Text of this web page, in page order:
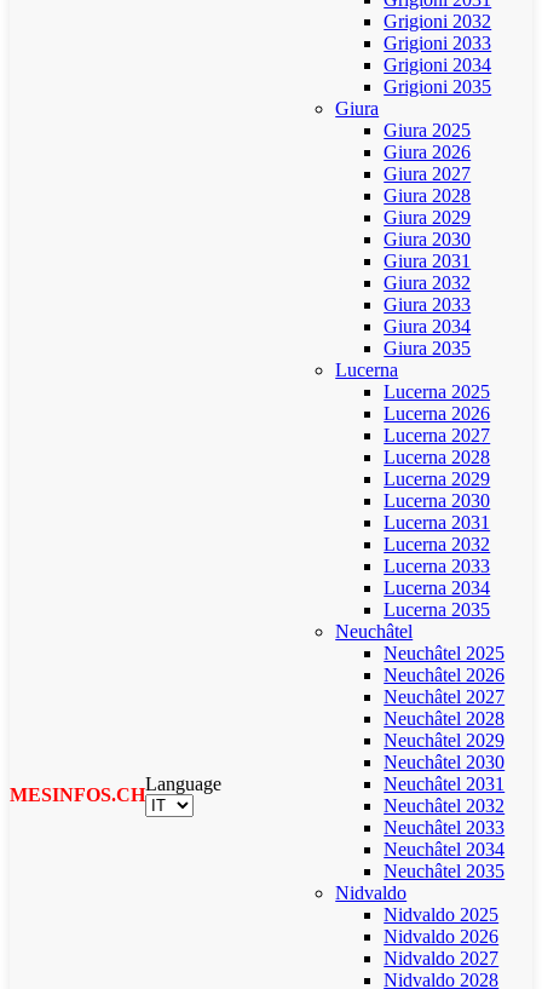
MESINFOS.CH
Language
Grigioni 2032
Grigioni 2033
Grigioni 2034
Grigioni 2035
Giura
Giura 2025
Giura 2026
Giura 2027
Giura 2028
Giura 2029
Giura 2030
Giura 2031
Giura 2032
Giura 2033
Giura 2034
Giura 2035
Lucerna
Lucerna 2025
Lucerna 2026
Lucerna 2027
Lucerna 2028
Lucerna 2029
Lucerna 2030
Lucerna 2031
Lucerna 2032
Lucerna 2033
Lucerna 2034
Lucerna 2035
Neuchâtel
Neuchâtel 2025
Neuchâtel 2026
Neuchâtel 2027
Neuchâtel 2028
Neuchâtel 2029
Neuchâtel 2030
Neuchâtel 2031
Neuchâtel 2032
Neuchâtel 2033
Neuchâtel 2034
Neuchâtel 2035
Nidvaldo
Nidvaldo 2025
Nidvaldo 2026
Nidvaldo 2027
Nidvaldo 2028